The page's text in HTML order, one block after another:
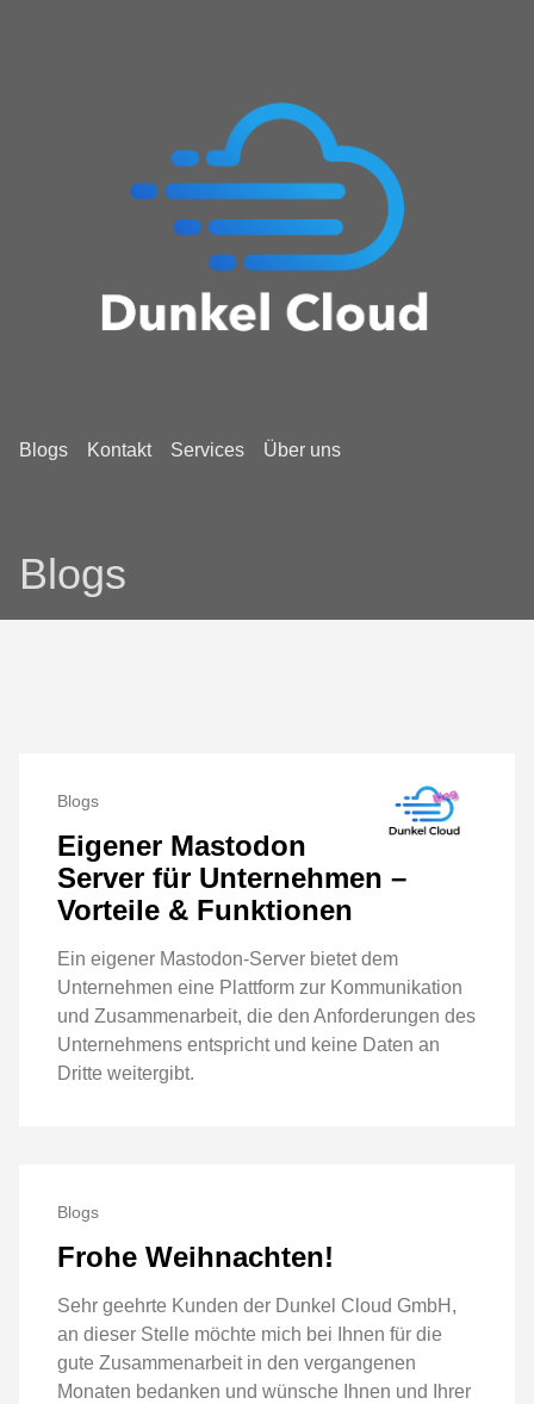
Blogs Kontakt Services Über uns
Blogs
Blogs
Eigener Mastodon
Server für Unternehmen –
Vorteile & Funktionen
Ein eigener Mastodon-Server bietet dem
Unternehmen eine Plattform zur Kommunikation
und Zusammenarbeit, die den Anforderungen des
Unternehmens entspricht und keine Daten an
Dritte weitergibt.
Blogs
Frohe Weihnachten!
Sehr geehrte Kunden der Dunkel Cloud GmbH,
an dieser Stelle möchte mich bei Ihnen für die
gute Zusammenarbeit in den vergangenen
Monaten bedanken und wünsche Ihnen und Ihrer